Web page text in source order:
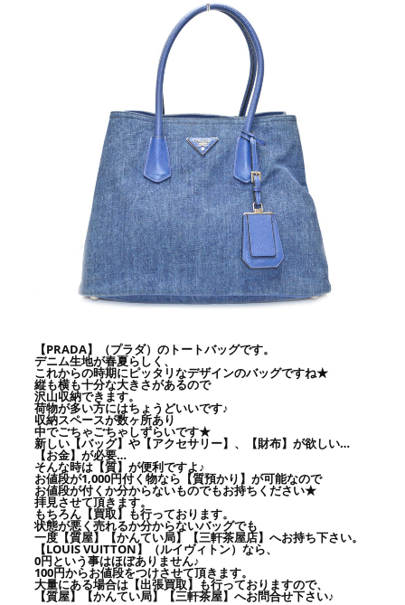
【PRADA】（プラダ）のトートバッグです。
デニム生地が春夏らしく、
これからの時期にピッタリなデザインのバッグですね★
縦も横も十分な大きさがあるので
沢山収納できます。
荷物が多い方にはちょうどいいです♪
収納スペースが数ヶ所あり
中でごちゃごちゃしずらいです★
新しい【バッグ】や【アクセサリー】、【財布】が欲しい…
【お金】が必要…
そんな時は【質】が便利ですよ♪
お値段が1,000円付く物なら【質預かり】が可能なので
お値段が付くか分からないものでもお持ちください★
拝見させて頂きます。
もちろん【買取】も行っております。
状態が悪く売れるか分からないバッグでも
一度【質屋】【かんてい局】【三軒茶屋店】へお持ち下さい。
【LOUIS VUITTON】（ルイヴィトン）なら、
0円という事はほぼありません♪
100円からお値段をつけさせて頂きます。
大量にある場合は【出張買取】も行っておりますので、
【質屋】【かんてい局】【三軒茶屋】へお問合せ下さい♪